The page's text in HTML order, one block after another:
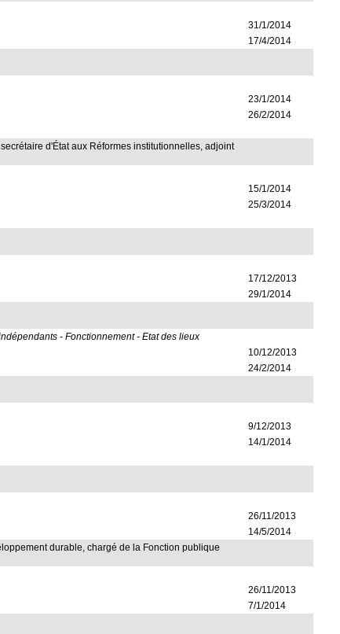
31/1/2014
17/4/2014
23/1/2014
26/2/2014
d'État aux Réformes institutionnelles, adjoint
15/1/2014
25/3/2014
17/12/2013
29/1/2014
- Fonctionnement - Etat des lieux
10/12/2013
24/2/2014
9/12/2013
14/1/2014
26/11/2013
14/5/2014
durable, chargé de la Fonction publique
26/11/2013
7/1/2014